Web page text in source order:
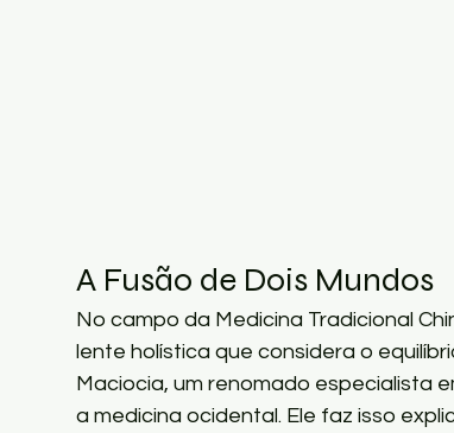
A Fusão de Dois Mundos
No campo da Medicina Tradicional
lente holística que considera o
Maciocia, um renomado especialista
a medicina ocidental. Ele faz isso